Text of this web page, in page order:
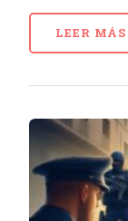
LEER MÁS